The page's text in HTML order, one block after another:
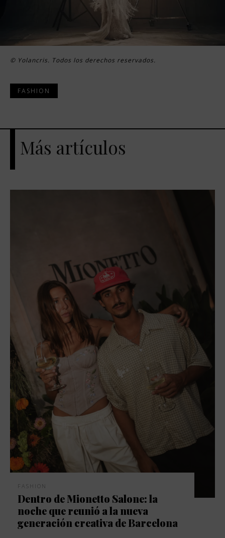
© Yolancris. Todos los derechos reservados.
FASHION
Más artículos
FASHION
Dentro de Mionetto Salone: la
noche que reunió a la nueva
generación creativa de Barcelona